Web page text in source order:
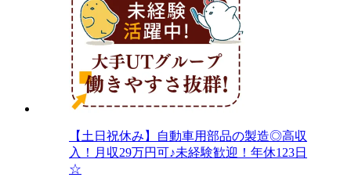
【土日祝休み】自動車用部品の製造◎高収
入！月収29万円可♪未経験歓迎！年休123日
☆